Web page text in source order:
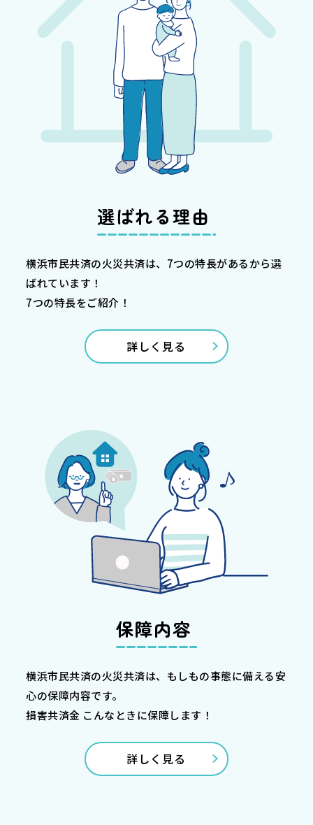
選ばれる理由
横浜市民共済の火災共済は、7つの特長があるから選
ばれています！
7つの特長をご紹介！
詳しく見る
保障内容
横浜市民共済の火災共済は、もしもの事態に備える安
心の保障内容です。
損害共済金 こんなときに保障します！
詳しく見る